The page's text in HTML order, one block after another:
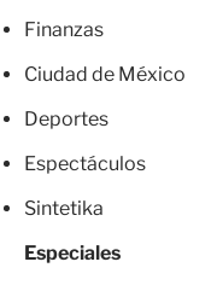
Finanzas
Ciudad de México
Deportes
Espectáculos
Sintetika
Especiales